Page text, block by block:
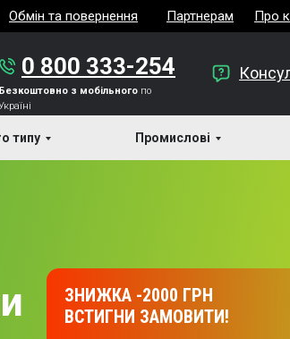
Обмін та повернення Партнерам Про
0 800 333-254
Безкоштовно з мобільного по
типу Промислові
ЗНИЖКА -2000 ГРН
ВСТИГНИ ЗАМОВИТИ!